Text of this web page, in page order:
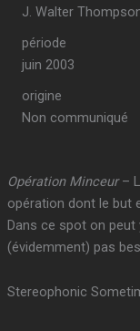
J. Walter
période
juin 2003
origine
Non communiqué
Opération Minceur–
opération dont le but
Dans ce spot on peut
(évidemment) pas
Stereophonic